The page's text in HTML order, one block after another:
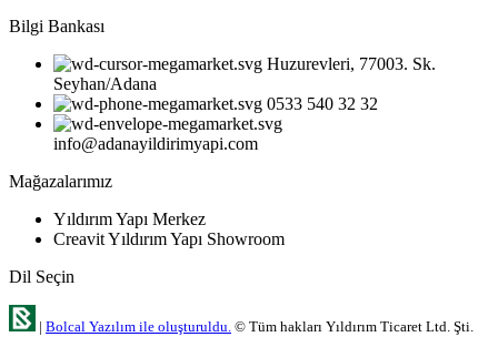
Bilgi Bankası
Huzurevleri, 77003. Sk.
Seyhan/Adana
0533 540 32 32
info@adanayildirimyapi.com
Mağazalarımız
Yıldırım Yapı Merkez
Creavit Yıldırım Yapı Showroom
Dil Seçin
| Bolcal Yazılım ile oluşturuldu. © Tüm hakları Yıldırım Ticaret Ltd. Şti.